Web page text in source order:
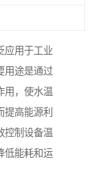
应用于工业
用途是通过
用，使水温
提高能源利
控制设备温
低能耗和运